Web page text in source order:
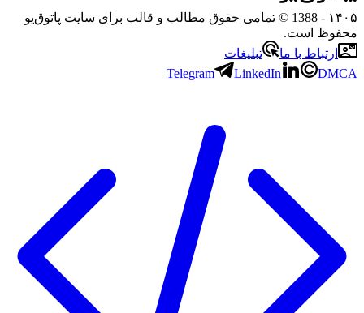
۱۴۰۵
- 1388 © تمامی حقوق مطالب و قالب برای سایت پاتوق‌یو
محفوظ است.
ارتباط با ما
تبلیغات
Telegram
LinkedIn DMCA